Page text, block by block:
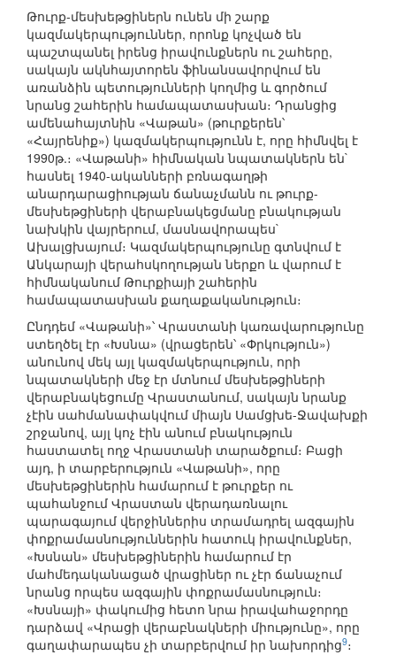
Թուրք-մեսխեթցիներն ունեն մի շարք
կազմակերպություններ, որոնք կոչված են
պաշտպանել իրենց իրավունքներն ու շահերը,
սակայն ակնհայտորեն ֆինանսավորվում են
առանձին պետությունների կողմից և գործում
նրանց շահերին համապատասխան։ Դրանցից
ամենահայտնին «Վաթան» (թուրքերեն՝
«Հայրենիք») կազմակերպությունն է, որը հիմնվել է
1990թ.։ «Վաթանի» հիմնական նպատակներն են`
հասնել 1940-ականների բռնագաղթի
անարդարացիության ճանաչմանն ու թուրք-
մեսխեթցիների վերաբնակեցմանը բնակության
նախկին վայրերում, մասնավորապես`
Ախալցխայում։ Կազմակերպությունը գտնվում է
Անկարայի վերահսկողության ներքո և վարում է
հիմնականում Թուրքիայի շահերին
համապատասխան քաղաքականություն։
Ընդդեմ «Վաթանի»՝ Վրաստանի կառավարությունը
ստեղծել էր «Խսնա» (վրացերեն՝ «Փրկություն»)
անունով մեկ այլ կազմակերպություն, որի
նպատակների մեջ էր մտնում մեսխեթցիների
վերաբնակեցումը Վրաստանում, սակայն նրանք
չէին սահմանափակվում միայն Սամցխե-Ջավախքի
շրջանով, այլ կոչ էին անում բնակություն
հաստատել ողջ Վրաստանի տարածքում։ Բացի
այդ, ի տարբերություն «Վաթանի», որը
մեսխեթցիներին համարում է թուրքեր ու
պահանջում Վրաստան վերադառնալու
պարագայում վերջիններիս տրամադրել ազգային
փոքրամասնություններին հատուկ իրավունքներ,
«Խսնան» մեսխեթցիներին համարում էր
մահմեդականացած վրացիներ ու չէր ճանաչում
նրանց որպես ազգային փոքրամասնություն։
«Խսնայի» փակումից հետո նրա իրավահաջորդը
դարձավ «Վրացի վերաբնակների միությունը», որը
գաղափարապես չի տարբերվում իր նախորդից9։